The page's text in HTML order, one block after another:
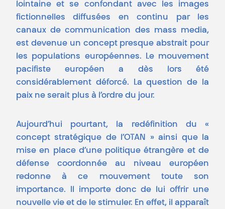
lointaine et se confondant avec les images
fictionnelles diffusées en continu par les
canaux de communication des mass media,
est devenue un concept presque abstrait pour
les populations européennes. Le mouvement
pacifiste européen a dès lors été
considérablement déforcé. La question de la
paix ne serait plus à l’ordre du jour.
Aujourd’hui pourtant, la redéfinition du «
concept stratégique de l’OTAN » ainsi que la
mise en place d’une politique étrangère et de
défense coordonnée au niveau européen
redonne à ce mouvement toute son
importance. Il importe donc de lui offrir une
nouvelle vie et de le stimuler. En effet, il apparaît